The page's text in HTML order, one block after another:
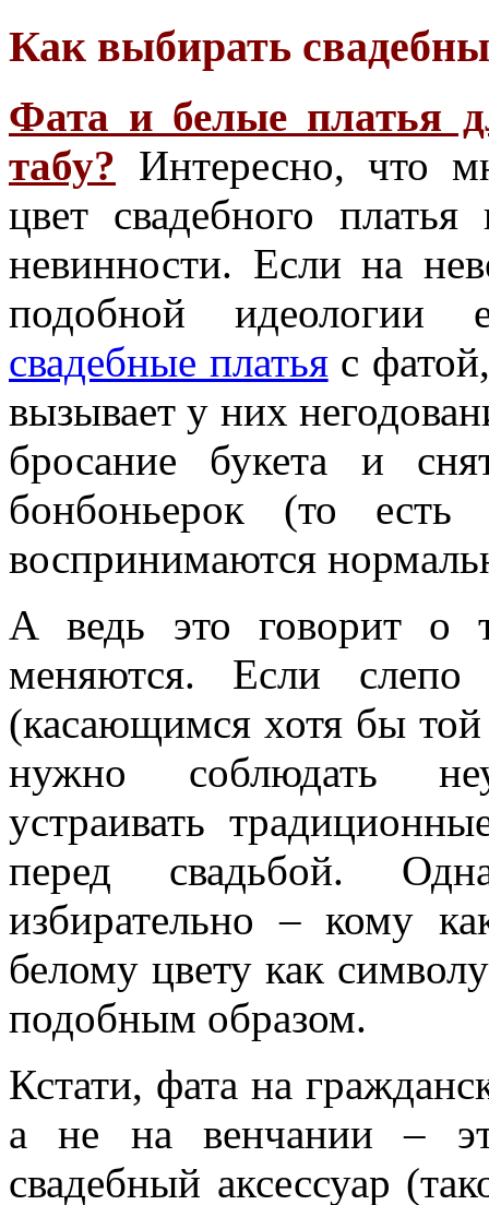
Как выбирать
Фата и белые платья
табу? Интересно, что
цвет свадебного
невинности. Если на
подобной идеологии
свадебные платьяс
вызывает у них
бросание букета и
бонбоньерок (то есть
воспринимаются
А ведь это говорит о
меняются. Если слепо
(касающимся хотя бы
нужно соблюдать
устраивать
перед свадьбой.
избирательно – кому
белому цвету как
подобным образом.
Кстати, фата на
а не на венчании –
свадебный аксессуар